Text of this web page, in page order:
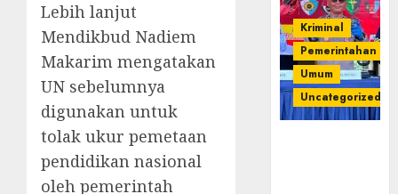
Lebih lanjut
Mendikbud Nadiem
Makarim mengatakan
UN sebelumnya
digunakan untuk
tolak ukur pemetaan
pendidikan nasional
oleh pemerintah
Kriminal
Pemerintahan
Umum
Uncategorized